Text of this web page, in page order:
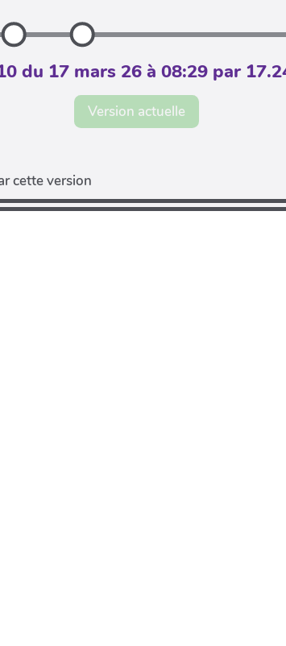
du 17 mars 26 à 08:29 par
Version actuelle
cette version